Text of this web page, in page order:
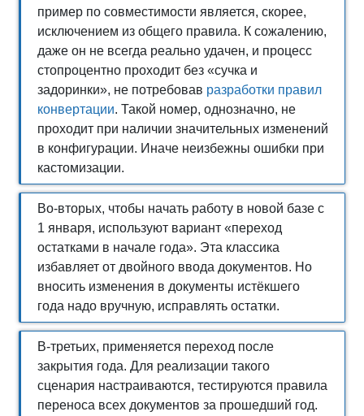
пример по совместимости является, скорее,
исключением из общего правила. К сожалению,
даже он не всегда реально удачен, и процесс
стопроцентно проходит без «сучка и
задоринки», не потребовав разработки правил
конвертации. Такой номер, однозначно, не
проходит при наличии значительных изменений
в конфигурации. Иначе неизбежны ошибки при
кастомизации.
Во-вторых, чтобы начать работу в новой базе с
1 января, используют вариант «переход
остатками в начале года». Эта классика
избавляет от двойного ввода документов. Но
вносить изменения в документы истёкшего
года надо вручную, исправлять остатки.
В-третьих, применяется переход после
закрытия года. Для реализации такого
сценария настраиваются, тестируются правила
переноса всех документов за прошедший год.